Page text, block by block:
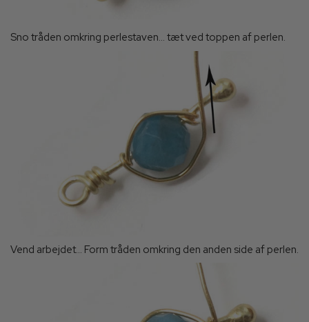
Sno tråden omkring perlestaven... tæt ved toppen af perlen.
Vend arbejdet... Form tråden omkring den anden side af perlen.